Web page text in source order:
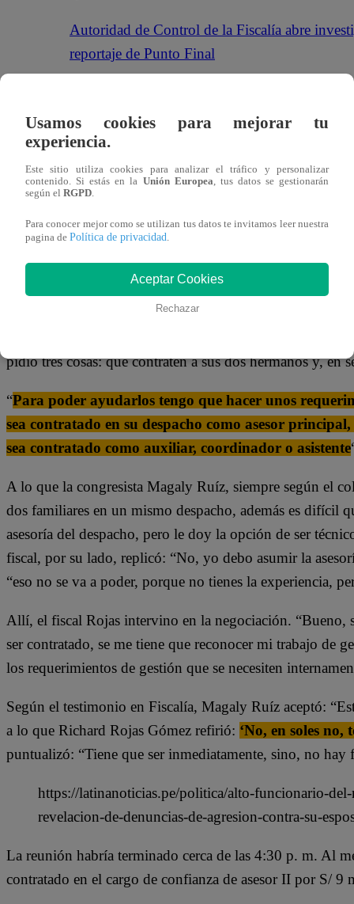
Autoridad de Control de la Fiscalía abre
reportaje de Punto Final
pidió tres cosas: que contraten a sus dos hermanos y, en
“Para poder ayudarlos tengo que hacer unos
sea contratado en su despacho como asesor
sea contratado como auxiliar, coordinador o asistente
A lo que la congresista Magaly Ruíz, siempre según el
dos familiares en un mismo despacho, además es difícil
asesoría del despacho, pero le doy la opción de ser
fiscal, por su lado, replicó: “No, yo debo asumir la
“eso no se va a poder, porque no tienes la experiencia,
Allí, el fiscal Rojas intervino en la negociación. “Bueno,
ser contratado, se me tiene que reconocer mi trabajo de
los requerimientos de gestión que se necesiten
Según el testimonio en Fiscalía, Magaly Ruíz aceptó:
a lo que Richard Rojas Gómez refirió: ‘No, en soles no,
puntualizó: “Tiene que ser inmediatamente, sino, no
https://latinanoticias.pe/politica/alto-funcionario-
revelacion-de-denuncias-de-agresion-contra-su-
La reunión habría terminado cerca de las 4:30 p. m. Al
contratado en el cargo de confianza de asesor II por S/ 9
Usamos cookies para mejorar tu
experiencia.
Este sitio utiliza cookies para analizar el tráfico y personalizar
contenido. Si estás en la Unión Europea , tus datos se gestionarán
según el RGPD
Para conocer mejor como se utilizan tus datos te invitamos leer nuestra
pagina de Política de privacidad
Aceptar Cookies
Rechazar